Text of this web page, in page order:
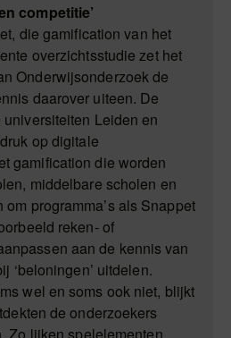
competitie’
die gamification van het
overzichtsstudie zet het
Onderwijsonderzoek de
daarover uiteen. De
Leiden en
op digitale
gamification die worden
middelbare scholen en
programma’s als Snappet
reken- of
aan de kennis van
‘beloningen’ uitdelen.
wel en soms ook niet, blijkt
de onderzoekers
Zo lijken spelelementen